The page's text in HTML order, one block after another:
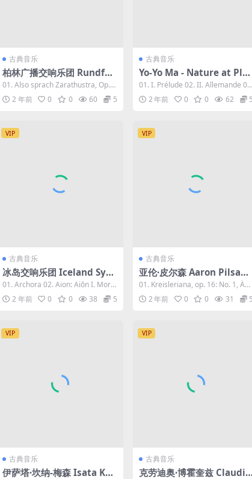
古典音乐
柏林广播交响乐团 Rundfun
k Sinfonieorchester Berli
n - Strauss Also sprach Z
arathustra 2023 [24Bit/1
01. Also sprach Zarathustra, Op. 3
0, TrV...
2 年前 0 0 60 5
古典音乐
Yo-Yo Ma - Nature at Play
J.S. Bach's Cello Suite No.
1 (Live from the Great S
moky Mountains) 2023
c 150MB]
01. I. Prélude 02. II. Allemande 03.
III...
2 年前 0 0 62 5
VIP
古典音乐
冰岛交响乐团 Iceland Sym
phony Orchestra - ARCH
ORA AIŌN 2023 [24Bit/19
2kHz] [Hi-Res Flac 1.94G
01. Archora 02. Aion: Aiōn I. Morp
hosis ...
2 年前 0 0 38 5
VIP
古典音乐
亚伦·皮尔森 Aaron Pilsan -
Schumann 2023 [24Bit/9
6kHz] [Hi-Res Flac 982M
B]
01. Kreisleriana, op. 16: No. 1, Äu
ßerst...
2 年前 0 0 31 5
VIP
古典音乐
伊萨塔·坎纳-梅森 Isata Kan
VIP
古典音乐
克劳迪奥·博霍奎兹 Claudio